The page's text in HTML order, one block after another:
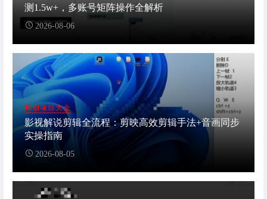
测1.5w+，多账号矩阵操作全解析
2026-08-06
网创项目大全
影视解说剪辑全流程：剪映高效剪辑手法+音画同步
实操指南
2026-08-05